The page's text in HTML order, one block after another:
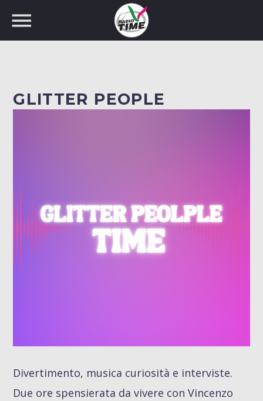
GLITTER PEOPLE
Divertimento, musica curiosità e interviste.
Due ore spensierata da vivere con Vincenzo